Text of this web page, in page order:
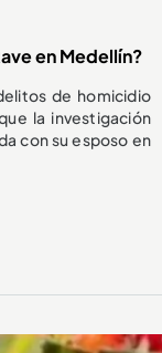
en Medellín?
de homicidio
la investigación
con su esposo en